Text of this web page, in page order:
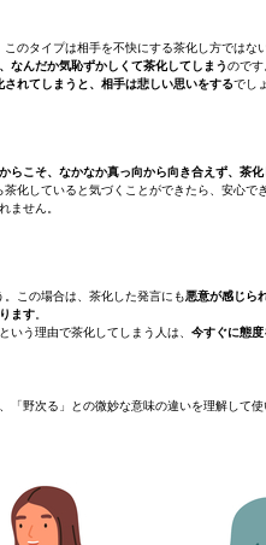
のタイプは相手を不快にする茶化し方ではな
なんだか気恥ずかしくて茶化してしまうのです
れてしまうと、相手は悲しい思いをするでし
らこそ、なかなか真っ向から向き合えず、茶
化していると気づくことができたら、安心で
ません。
。この場合は、茶化した発言にも悪意が感じら
ます
いう理由で茶化してしまう人は、 今すぐに態
野次る」との微妙な意味の違いを理解して使